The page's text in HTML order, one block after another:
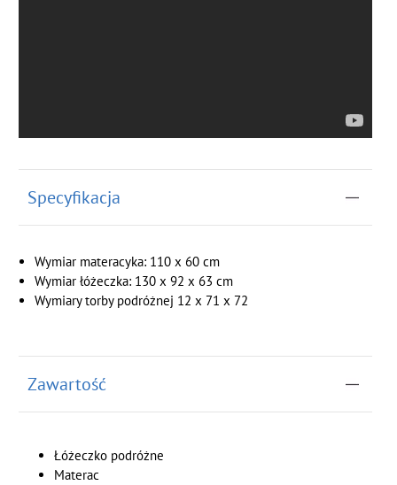
Specyfikacja
Wymiar materacyka: 110 x 60 cm
Wymiar łóżeczka: 130 x 92 x 63 cm
Wymiary torby podróżnej 12 x 71 x 72
Zawartość
Łóżeczko podróżne
Materac